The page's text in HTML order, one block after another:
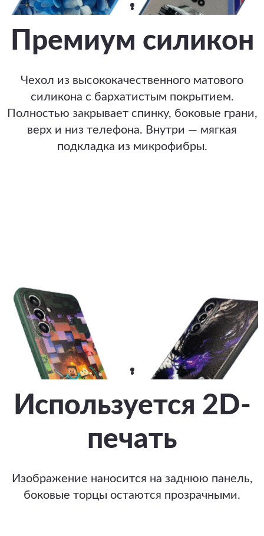
Премиум силикон
Чехол из высококачественного матового
силикона с бархатистым покрытием.
Полностью закрывает спинку, боковые грани,
верх и низ телефона. Внутри — мягкая
подкладка из микрофибры.
Используется 2D-
печать
Изображение наносится на заднюю панель,
боковые торцы остаются прозрачными.